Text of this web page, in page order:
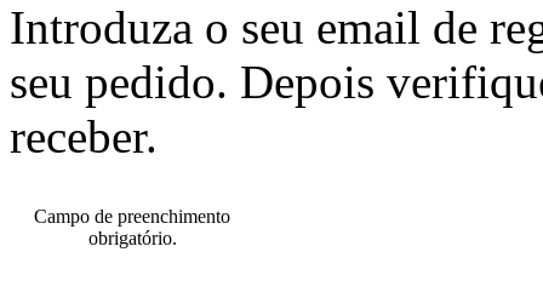
Introduza o seu email de
seu pedido. Depois
receber.
Campo de preenchimento
obrigatório.